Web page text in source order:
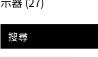
搜尋